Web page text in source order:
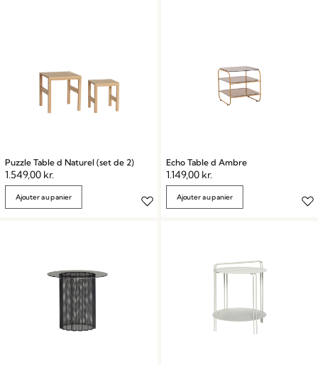
Puzzle Table d Naturel (set de 2)
1.549,00 kr.
Ajouter au panier
Echo Table d Ambre
1.149,00 kr.
Ajouter au panier